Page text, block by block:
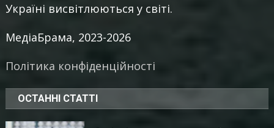
Україні висвітлюються у світі.
МедіаБрама, 2023-2026
Політика конфіденційності
ОСТАННІ СТАТТІ